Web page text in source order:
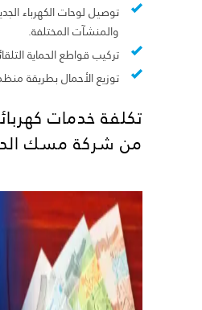
توصيل لوحات الكهرباء
والمنشآت المختلفة.
تركيب قواطع الحماية
توزيع الأحمال بطريقة
تكلفة خدمات
من شركة مسك